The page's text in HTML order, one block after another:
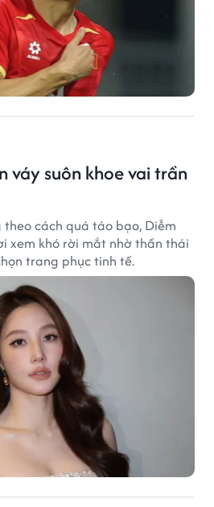
váy suôn khoe vai trần
cách quá táo bạo, Diễm
xem khó rời mắt nhờ thần thái
trang phục tinh tế.